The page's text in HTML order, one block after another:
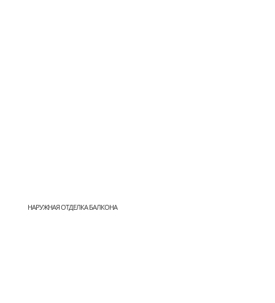
НАРУЖНАЯ ОТДЕЛКА БАЛКОНА